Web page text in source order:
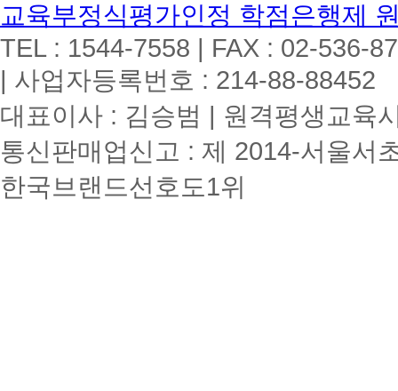
교육부정식평가인정 학점은행제
TEL : 1544-7558 | FAX : 02-536-
| 사업자등록번호 : 214-88-88452
대표이사 : 김승범 | 원격평생교육
통신판매업신고 : 제 2014-서울서
한국브랜드선호도1위